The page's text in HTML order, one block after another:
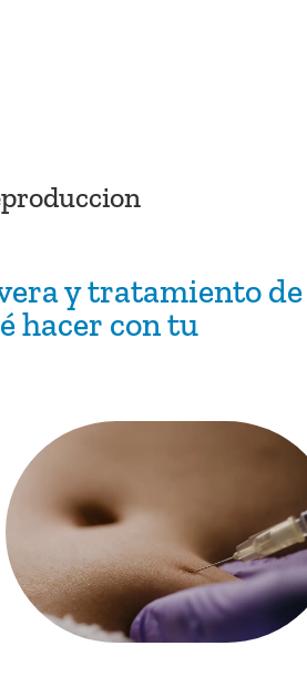
y tratamiento de
hacer con tu